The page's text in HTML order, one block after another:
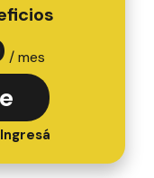
/ mes
Ingresá